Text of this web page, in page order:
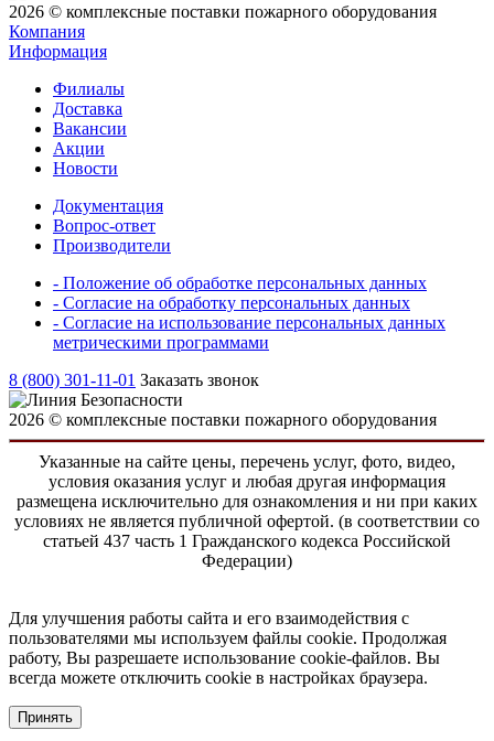
2026 © комплексные поставки пожарного оборудования
Компания
Информация
Филиалы
Доставка
Вакансии
Акции
Новости
Документация
Вопрос-ответ
Производители
- Положение об обработке персональных данных
- Согласие на обработку персональных данных
- Согласие на использование персональных данных
метрическими программами
8 (800) 301-11-01 Заказать звонок
2026 © комплексные поставки пожарного оборудования
Указанные на сайте цены, перечень услуг, фото, видео,
условия оказания услуг и любая другая информация
размещена исключительно для ознакомления и ни при каких
условиях не является публичной офертой. (в соответствии со
статьей 437 часть 1 Гражданского кодекса Российской
Федерации)
Для улучшения работы сайта и его взаимодействия с
пользователями мы используем файлы cookie. Продолжая
работу, Вы разрешаете использование cookie-файлов. Вы
всегда можете отключить cookie в настройках браузера.
Принять